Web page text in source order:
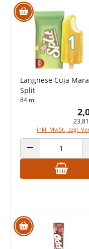
Langnese Cuja Mara
Split
84 ml
inkl. MwSt., zzgl.
ANZAHL VERRINGERN